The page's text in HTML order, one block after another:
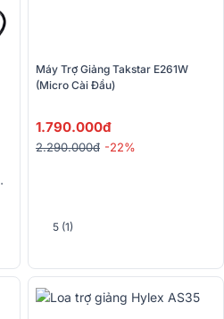
Máy Trợ Giảng Takstar E261W
(Micro Cài Đầu)
1.790.000đ
2.290.000đ -22%
5 (1)